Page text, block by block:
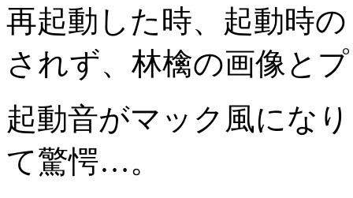
再起動した時、起動時
されず、林檎の画像と
起動音がマック風にな
て驚愕…。